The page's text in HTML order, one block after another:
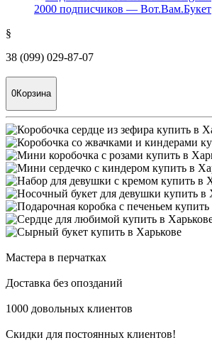
2000 подписчиков — Вот.Вам.Букет
§
38 (099) 029-87-07
0Корзина
Мастера в перчатках
Доставка без опозданий
1000 довольных клиентов
Скидки для постоянных клиентов!